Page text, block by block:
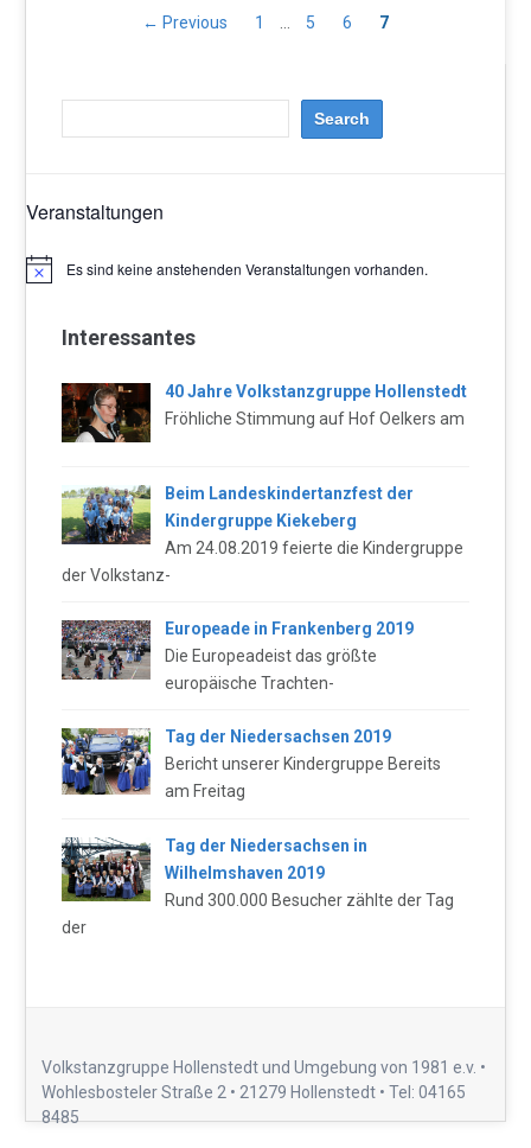
← Previous 1 5 6 7
Veranstaltungen
HinweisEs sind keine anstehenden Veranstaltungen vorhanden.
Interessantes
40 Jahre Volkstanzgruppe Hollenstedt
Fröhliche Stimmung auf Hof Oelkers am
Beim Landeskindertanzfest der
Kindergruppe Kiekeberg
Am 24.08.2019 feierte die Kindergruppe
der Volkstanz-
Europeade in Frankenberg 2019
Die Europeadeist das größte
europäische Trachten-
Tag der Niedersachsen 2019
Bericht unserer Kindergruppe Bereits
am Freitag
Tag der Niedersachsen in
Wilhelmshaven 2019
Rund 300.000 Besucher zählte der Tag
der
Volkstanzgruppe Hollenstedt und Umgebung von 1981 e.v. •
Wohlesbosteler Straße 2 • 21279 Hollenstedt • Tel: 04165
8485